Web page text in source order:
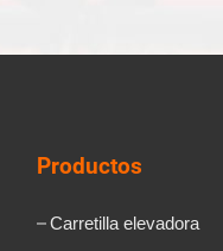
Productos
Carretilla elevadora